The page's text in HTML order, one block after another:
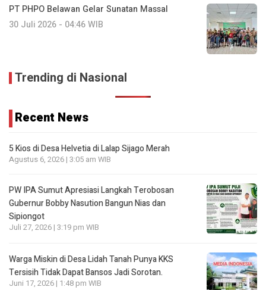
PT PHPO Belawan Gelar Sunatan Massal
30 Juli 2026 - 04:46 WIB
Trending di Nasional
Recent News
5 Kios di Desa Helvetia di Lalap Sijago Merah
Agustus 6, 2026 | 3:05 am WIB
PW IPA Sumut Apresiasi Langkah Terobosan
Gubernur Bobby Nasution Bangun Nias dan
Sipiongot
Juli 27, 2026 | 3:19 pm WIB
Warga Miskin di Desa Lidah Tanah Punya KKS
Tersisih Tidak Dapat Bansos Jadi Sorotan.
Juni 17, 2026 | 1:48 pm WIB